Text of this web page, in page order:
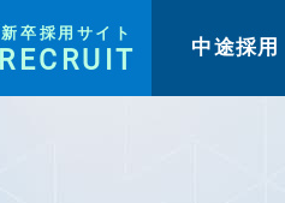
新卒採用サイト
RECRUIT 中途採用